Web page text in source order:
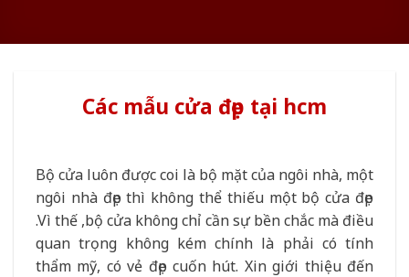
Các mẫu cửa đẹp tại hcm
Bộ cửa luôn được coi là bộ mặt của ngôi nhà, một
ngôi nhà đẹp thì không thể thiếu một bộ cửa đẹp
.Vì thế ,bộ cửa không chỉ cần sự bền chắc mà điều
quan trọng không kém chính là phải có tính
thẩm mỹ, có vẻ đẹp cuốn hút. Xin giới thiệu đến